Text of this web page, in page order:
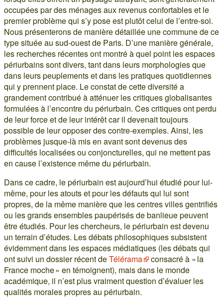
occupées par des ménages aux revenus confortables et le
premier problème qui s’y pose est plutôt celui de l’entre-soi.
Nous présenterons de manière détaillée une commune de ce
type située au sud-ouest de Paris. D’une manière générale,
les recherches récentes ont montré à quel point les espaces
périurbains sont divers, tant dans leurs morphologies que
dans leurs peuplements et dans les pratiques quotidiennes
qui y prennent place. Le constat de cette diversité a
grandement contribué à atténuer les critiques globalisantes
formulées à l’encontre du périurbain. Ces critiques ont perdu
de leur force et de leur intérêt car il devenait toujours
possible de leur opposer des contre-exemples. Ainsi, les
problèmes jusque-là mis en avant sont devenus des
difficultés localisées ou conjoncturelles, qui ne mettent pas
en cause l’existence même du périurbain.
Dans ce cadre, le périurbain est aujourd’hui étudié pour lui-
même, pour les atouts et pour les défauts qui lui sont
propres, de la même manière que les centres villes gentrifiés
ou les grands ensembles paupérisés de banlieue peuvent
être étudiés. Pour les chercheurs, le périurbain est devenu
un terrain d’études. Les débats philosophiques subsistent
évidemment dans les espaces médiatiques (les débats qui
ont suivi un dossier récent deTélérama
consacré à « la
France moche » en témoignent), mais dans le monde
académique, il n’est plus vraiment question d’évaluer les
qualités morales propres au périurbain.